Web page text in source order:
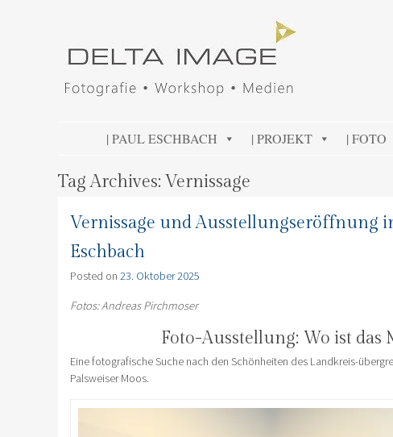
SKIP TO CONTENT
| PAUL ESCHBACH | PROJEKT | FOTO
Tag Archives: Vernissage
Vernissage und Ausstellungseröffnung
Eschbach
Posted on 23. Oktober 2025
Fotos: Andreas Pirchmoser
Foto-Ausstellung: Wo ist
Eine fotografische Suche nach den Schönheiten des Landkreis-
Palsweiser Moos.